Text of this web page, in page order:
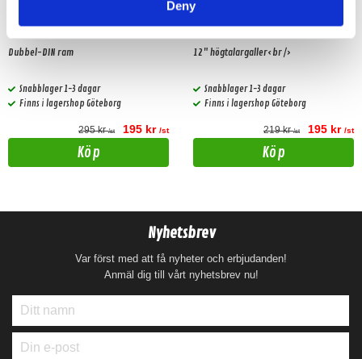
Deny
FORRESTER
Dubbel-DIN ram
Snabblager 1-3 dagar
Finns i lagershop Göteborg
295 kr/st 195 kr /st
Köp
12" högtalargaller<br />
Snabblager 1-3 dagar
Finns i lagershop Göteborg
219 kr/st 195 kr /st
Köp
Nyhetsbrev
Var först med att få nyheter och erbjudanden!
Anmäl dig till vårt nyhetsbrev nu!